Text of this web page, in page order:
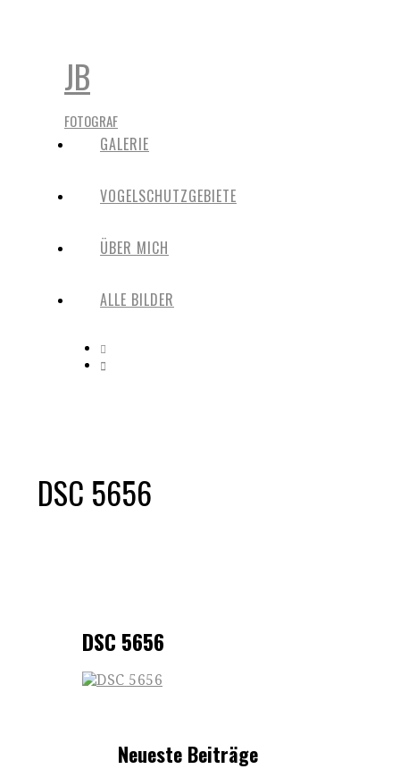
JB
FOTOGRAF
GALERIE
VOGELSCHUTZGEBIETE
ÜBER MICH
ALLE BILDER
DSC 5656
DSC 5656
Neueste Beiträge